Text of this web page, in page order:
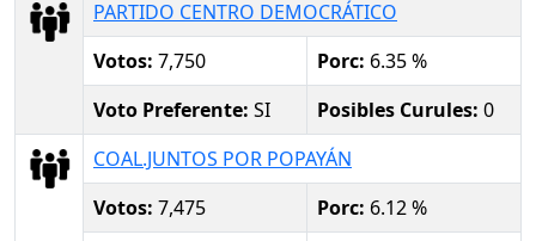
PARTIDO CENTRO DEMOCRÁTICO
Votos: 7,750 Porc: 6.35 %
Voto Preferente: SI Posibles Curules: 0
COAL.JUNTOS POR POPAYÁN
Votos: 7,475 Porc: 6.12 %